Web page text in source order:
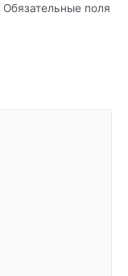
Обязательные поля